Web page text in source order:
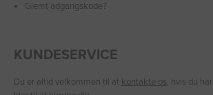
Glemt adgangskode?
KUNDESERVICE
Du er altid velkommen til at kontakte os, hvis du